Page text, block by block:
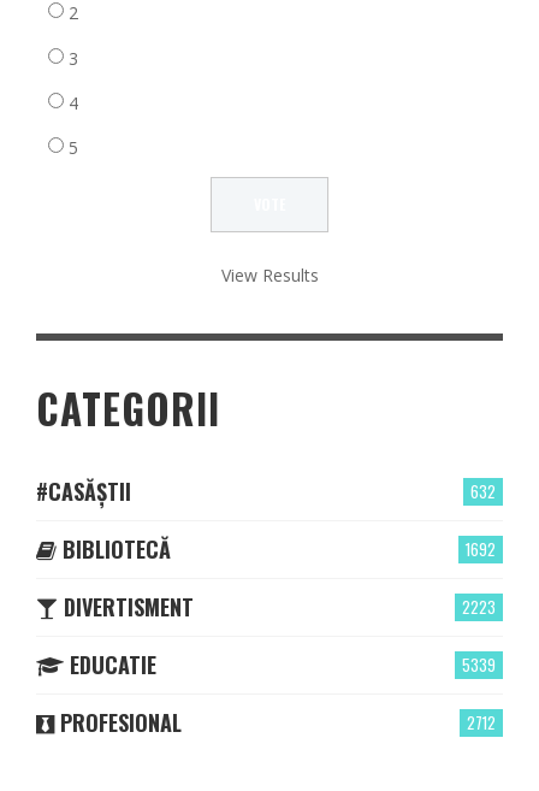
2
3
4
5
View Results
CATEGORII
632
#CASĂȘTII
1692
BIBLIOTECĂ
2223
DIVERTISMENT
5339
EDUCATIE
2712
PROFESIONAL